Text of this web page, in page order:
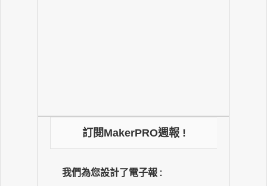
訂閱MakerPRO週報 !
我們為您設計了電子報 :